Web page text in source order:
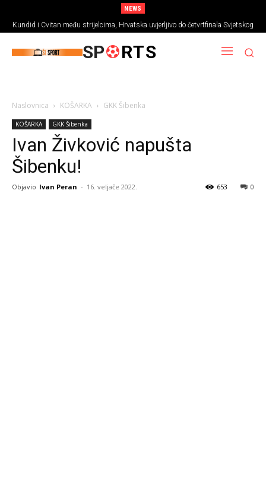
NEWS
Kundid i Cvitan među strijelcima, Hrvatska uvjerljivo do četvrtfinala Svjetskog
prvenstva
SP RTS
Naslovnica KOŠARKA GKK Šibenka
KOŠARKA GKK Šibenka
Ivan Živković napušta
Šibenku!
Objavio Ivan Peran - 16. veljače 2022. 0
653